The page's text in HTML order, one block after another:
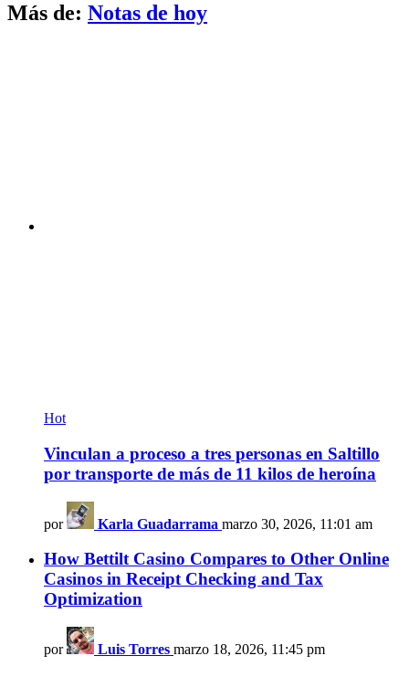
Más de: Notas de hoy
Hot
Vinculan a proceso a tres personas en Saltillo
por transporte de más de 11 kilos de heroína
por Karla Guadarrama marzo 30, 2026, 11:01 am
How Bettilt Casino Compares to Other Online
Casinos in Receipt Checking and Tax
Optimization
por Luis Torres marzo 18, 2026, 11:45 pm